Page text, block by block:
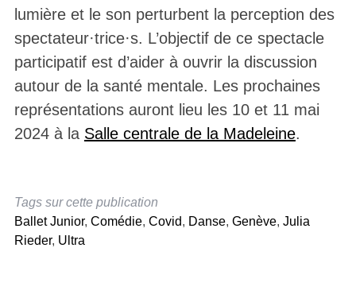
lumière et le son perturbent la perception des
spectateur·trice·s. L’objectif de ce spectacle
participatif est d’aider à ouvrir la discussion
autour de la santé mentale. Les prochaines
représentations auront lieu les 10 et 11 mai
2024 à la Salle centrale de la Madeleine.
Tags sur cette publication
Ballet Junior, Comédie, Covid, Danse, Genève, Julia
Rieder, Ultra